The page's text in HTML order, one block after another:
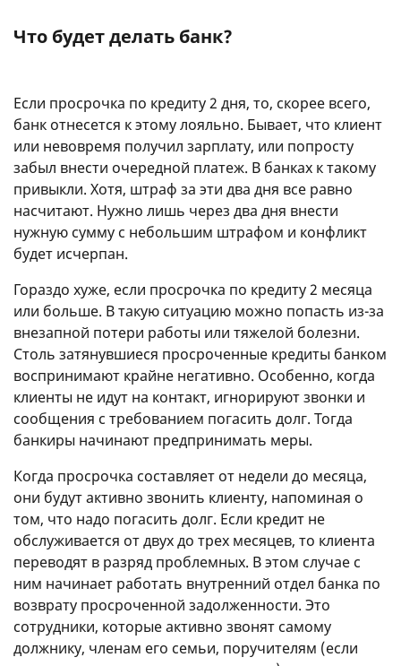
Что будет делать банк?
Если просрочка по кредиту 2 дня, то, скорее всего,
банк отнесется к этому лояльно. Бывает, что клиент
или невовремя получил зарплату, или попросту
забыл внести очередной платеж. В банках к такому
привыкли. Хотя, штраф за эти два дня все равно
насчитают. Нужно лишь через два дня внести
нужную сумму с небольшим штрафом и конфликт
будет исчерпан.
Гораздо хуже, если просрочка по кредиту 2 месяца
или больше. В такую ситуацию можно попасть из-за
внезапной потери работы или тяжелой болезни.
Столь затянувшиеся просроченные кредиты банком
воспринимают крайне негативно. Особенно, когда
клиенты не идут на контакт, игнорируют звонки и
сообщения с требованием погасить долг. Тогда
банкиры начинают предпринимать меры.
Когда просрочка составляет от недели до месяца,
они будут активно звонить клиенту, напоминая о
том, что надо погасить долг. Если кредит не
обслуживается от двух до трех месяцев, то клиента
переводят в разряд проблемных. В этом случае с
ним начинает работать внутренний отдел банка по
возврату просроченной задолженности. Это
сотрудники, которые активно звонят самому
должнику, членам его семьи, поручителям (если